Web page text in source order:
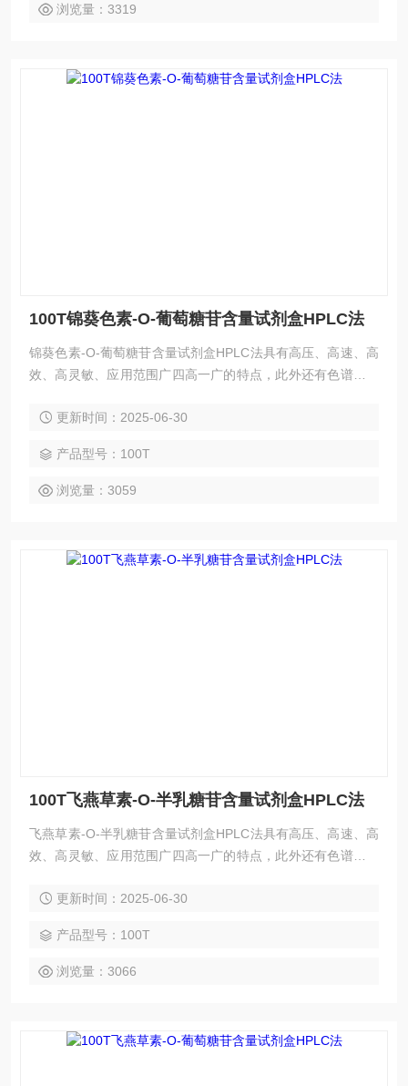
浏览量：3319
100T锦葵色素-O-葡萄糖苷含量试剂盒HPLC法
锦葵色素-O-葡萄糖苷含量试剂盒HPLC法具有高压、高速、高
效、高灵敏、应用范围广四高一广的特点，此外还有色谱柱可
泛，欢迎广大新老客户前来咨询选购。
更新时间：2025-06-30
产品型号：100T
浏览量：3059
100T飞燕草素-O-半乳糖苷含量试剂盒HPLC法
飞燕草素-O-半乳糖苷含量试剂盒HPLC法具有高压、高速、高
效、高灵敏、应用范围广四高一广的特点，此外还有色谱柱可
泛，欢迎广大新老客户前来咨询选购。
更新时间：2025-06-30
产品型号：100T
浏览量：3066